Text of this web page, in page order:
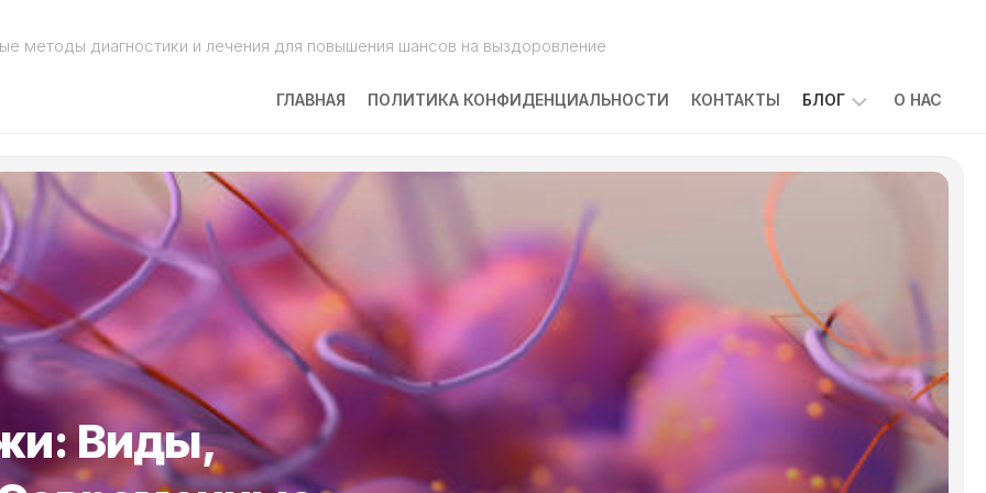
методы диагностики и лечения для повышения шансов на выздоровление
ГЛАВНАЯ ПОЛИТИКА КОНФИДЕНЦИАЛЬНОСТИ КОНТАКТЫ БЛОГ
ПОБОЧНЫЕ
КАК
С
НИМИ
СПРАВЛЯТЬСЯ
КАКОВЫ
ПРИЧИНЫ
ЗАБОЛЕВАНИЯ
О НАС
Виды,